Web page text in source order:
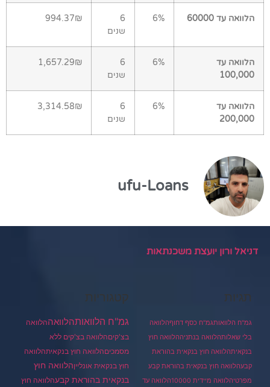
הלוואה עד 60000 6%
6
שנים
994.37₪
הלוואה עד
100,000
6%
6
שנים
1,657.29₪
הלוואה עד
200,000
6%
6
שנים
3,314.58₪
ufu-Loans
דניאל ורון יועצת משכנתאות
תגיות
גמ"ח הלוואותגמ"ח כסף דחוףהלוואה
בלי שאלותהלוואה בנתניההלוואה חוץ
בנקאיתהלוואה חוץ בנקאית בהוראת
קבעהלוואה חוץ בנקאית בהוראת קבע
מפרטיהלוואה מיידית 10000
הלוואה עד
קטגוריות
גמ"ח הלוואותהלוואההלוואה
בצ'קיםהלוואה בצ'קים ללא
מסמכיםהלוואה חוץ בנקאיתהלוואה
חוץ בנקאית אונלייןהלוואה חוץ
בנקאית בהוראת קבעהלוואה חוץ